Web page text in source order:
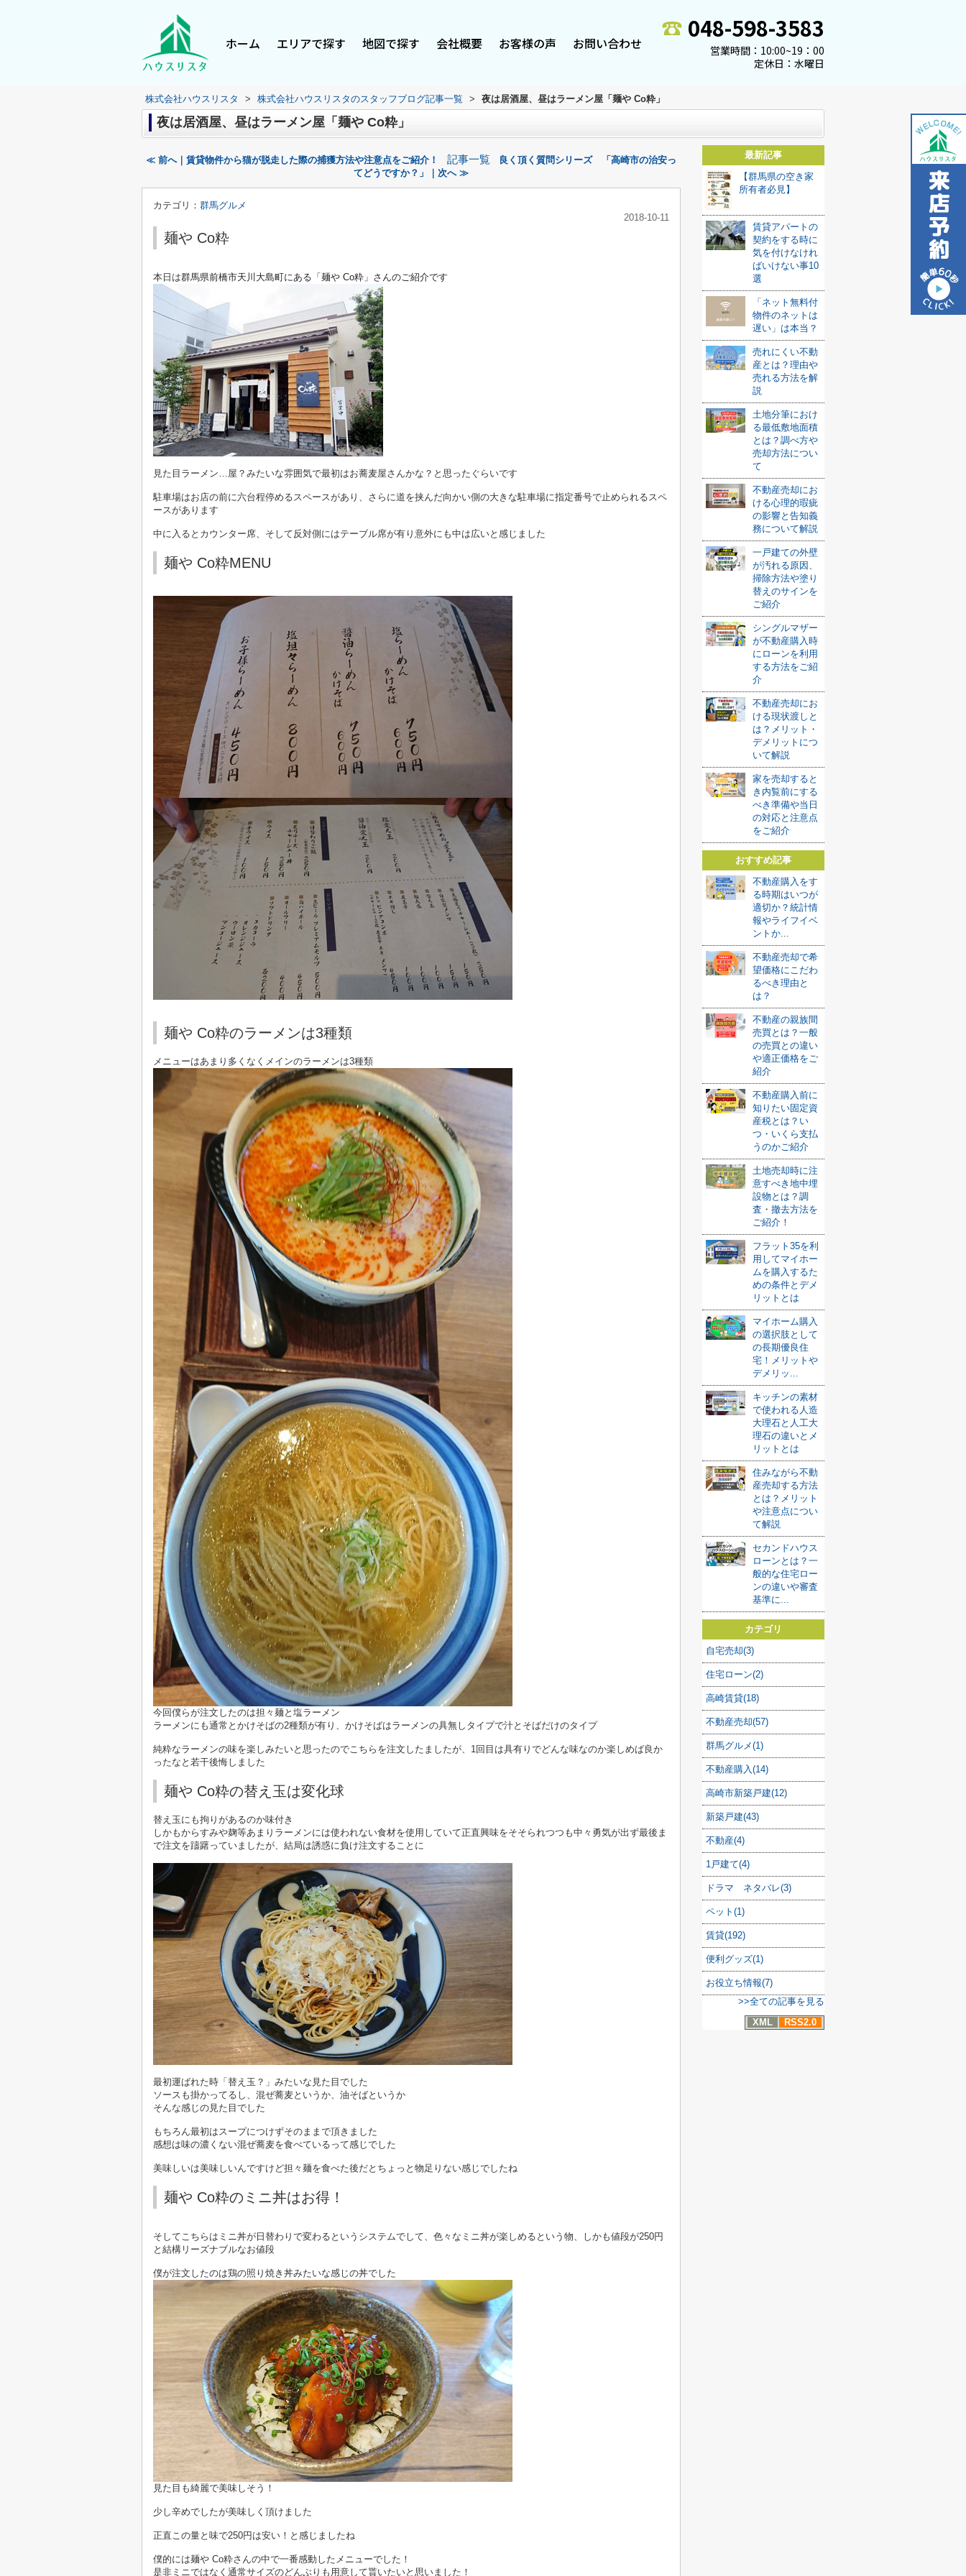
ホーム エリアで探す 地図で探す 会社概要 お客様の声 お問い合わせ
048-598-3583
営業時間：10:00~19：00
定休日：水曜日
株式会社ハウスリスタ > 株式会社ハウスリスタのスタッフブログ記事一覧 > 夜は居酒屋、昼はラーメン屋「麺や Co粋」
夜は居酒屋、昼はラーメン屋「麺や Co粋」
≪ 前へ｜賃貸物件から猫が脱走した際の捕獲方法や注意点をご紹介！ 記事一覧
良く頂く質問シリーズ 「高崎市の治安っ
てどうですか？」｜次へ ≫
カテゴリ： 群馬グルメ
2018-10-11
麺や Co粋
本日は群馬県前橋市天川大島町にある「 麺や Co粋」さんのご紹介です
見た目ラーメン…屋？みたいな雰囲気で最初はお蕎麦屋さんかな？と思ったぐらいです
駐車場はお店の前に六台程停めるスペースがあり、さらに道を挟んだ向かい側の大きな駐車場に指定番号で止められるスペ
ースがあります
中に入るとカウンター席、そして反対側にはテーブル席が有り意外にも中は広いと感じました
麺や Co粋MENU
麺や Co粋のラーメンは3種類
メニューはあまり多くなくメインのラーメンは3種類
今回僕らが注文したのは担々麺と塩ラーメン
ラーメンにも通常とかけそばの2種類が有り、かけそばはラーメンの具無しタイプで汁とそばだけのタイプ
純粋なラーメンの味を楽しみたいと思ったのでこちらを注文したましたが、1回目は具有りでどんな味なのか楽しめば良か
ったなと若干後悔しました
麺や Co粋の替え玉は変化球
替え玉にも拘りがあるのか味付き
しかもからすみや麹等あまりラーメンには使われない食材を使用していて正直興味をそそられつつも中々勇気が出ず最後ま
で注文を躊躇っていましたが、結局は誘惑に負け注文することに
最初運ばれた時「替え玉？」みたいな見た目でした
ソースも掛かってるし、混ぜ蕎麦というか、油そばというか
そんな感じの見た目でした
もちろん最初はスープにつけずそのままで頂きました
感想は味の濃くない混ぜ蕎麦を食べているって感じでした
美味しいは美味しいんですけど担々麺を食べた後だとちょっと物足りない感じでしたね
麺や Co粋のミニ丼はお得！
そしてこちらはミニ丼が日替わりで変わるというシステムでして、色々なミニ丼が楽しめるという物、しかも値段が250円
と結構リーズナブルなお値段
僕が注文したのは鶏の照り焼き丼みたいな感じの丼でした
見た目も綺麗で美味しそう！
少し辛めでしたが美味しく頂けました
正直この量と味で250円は安い！と感じましたね
僕的には麺や Co粋さんの中で一番感動したメニューでした！
是非ミニではなく通常サイズのどんぶりも用意して貰いたいと思いました！
最新記事
【群馬県の空き家
所有者必見】
賃貸アパートの
契約をする時に
気を付けなけれ
ばいけない事10
選
「ネット無料付
物件のネットは
遅い」は本当？
売れにくい不動
産とは？理由や
売れる方法を解
説
土地分筆におけ
る最低敷地面積
とは？調べ方や
売却方法につい
て
不動産売却にお
ける心理的瑕疵
の影響と告知義
務について解説
一戸建ての外壁
が汚れる原因、
掃除方法や塗り
替えのサインを
ご紹介
シングルマザー
が不動産購入時
にローンを利用
する方法をご紹
介
不動産売却にお
ける現状渡しと
は？メリット・
デメリットにつ
いて解説
家を売却すると
き内覧前にする
べき準備や当日
の対応と注意点
をご紹介
おすすめ記事
不動産購入をす
る時期はいつが
適切か？統計情
報やライフイベ
ントか...
不動産売却で希
望価格にこだわ
るべき理由と
は？
不動産の親族間
売買とは？一般
の売買との違い
や適正価格をご
紹介
不動産購入前に
知りたい固定資
産税とは？い
つ・いくら支払
うのかご紹介
土地売却時に注
意すべき地中埋
設物とは？調
査・撤去方法を
ご紹介！
フラット35を利
用してマイホー
ムを購入するた
めの条件とデメ
リットとは
マイホーム購入
の選択肢として
の長期優良住
宅！メリットや
デメリッ...
キッチンの素材
で使われる人造
大理石と人工大
理石の違いとメ
リットとは
住みながら不動
産売却する方法
とは？メリット
や注意点につい
て解説
セカンドハウス
ローンとは？一
般的な住宅ロー
ンの違いや審査
基準に...
カテゴリ
自宅売却(3)
住宅ローン(2)
高崎賃貸(18)
不動産売却(57)
群馬グルメ(1)
不動産購入(14)
高崎市新築戸建(12)
新築戸建(43)
不動産(4)
1戸建て(4)
ドラマ ネタバレ(3)
ペット(1)
賃貸(192)
便利グッズ(1)
お役立ち情報(7)
>>全ての記事を見る
XML
RSS2.0